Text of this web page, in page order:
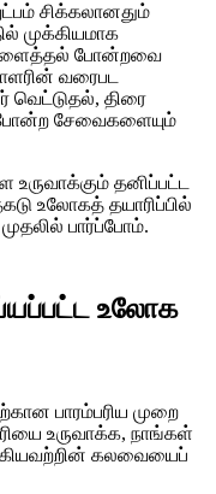
சிக்கலானதும்
முக்கியமாக
வளைத்தல் போன்றவை
வரைபட
வெட்டுதல், திரை
போன்ற சேவைகளையும்
தனிப்பட்ட
உலோகத் தயாரிப்பில்
பார்ப்போம்.
உலோக
பாரம்பரிய முறை
உருவாக்க, நாங்கள்
கலவையைப்